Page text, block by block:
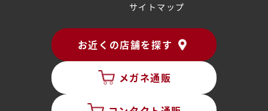
サイトマップ
お近くの店舗を探す
メガネ通販